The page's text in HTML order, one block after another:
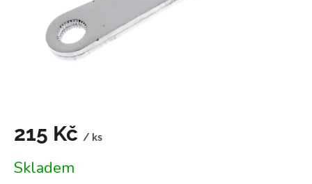
215 Kč / ks
cena:
Skladem